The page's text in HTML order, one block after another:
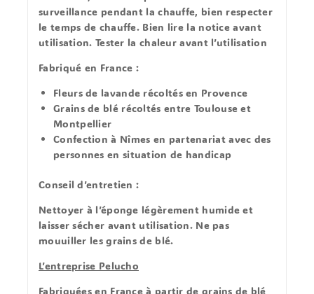
surveillance pendant la chauffe, bien respecter
le temps de chauffe. Bien lire la notice avant
utilisation. Tester la chaleur avant l’utilisation
Fabriqué en France :
Fleurs de lavande récoltés en Provence
Grains de blé récoltés entre Toulouse et
Montpellier
Confection à Nîmes en partenariat avec des
personnes en situation de handicap
Conseil d’entretien :
Nettoyer à l’éponge légèrement humide et
laisser sécher avant utilisation. Ne pas
mouuiller les grains de blé.
L’entreprise Pelucho
Fabriquées en France à partir de grains de blé